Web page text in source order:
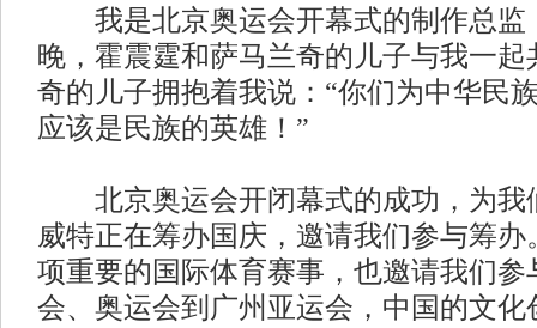
我是北京奥运会开幕式的制作总监
晚，霍震霆和萨马兰奇的儿子与我一起
奇的儿子拥抱着我说：“你们为中华民
应该是民族的英雄！”
北京奥运会开闭幕式的成功，为我
威特正在筹办国庆，邀请我们参与筹
项重要的国际体育赛事，也邀请我们参
会、奥运会到广州亚运会，中国的文化